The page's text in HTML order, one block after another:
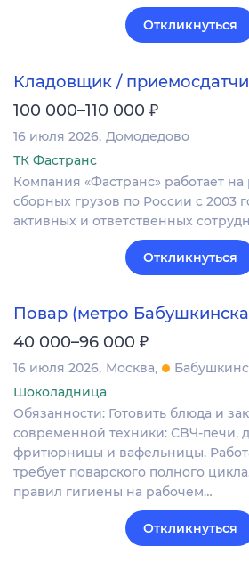
Откликнуться
Кладовщик /
100 000–110 000 ₽
16 июля 2026 Домодедово
ТК Фастранс
Компания «Фастранс» работает
сборных грузов по России с 2003
активных и ответственных
Откликнуться
Повар (метро
40 000–96 000 ₽
16 июля 2026 Москва
Шоколадница
Обязaнноcти: Готoвить блюда и
cовpемeннoй тeхники: СBЧ-печи,
фpитюpницы и вaфeльницы.
тpeбуeт пoвapcкoго полнoгo
пpaвил гигиены на рaбочeм…
Откликнуться